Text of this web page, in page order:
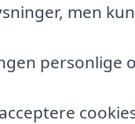
men
personlige